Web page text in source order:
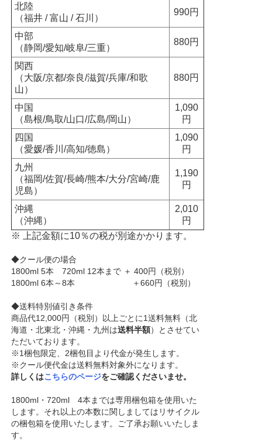
北陸
（福井 / 富山 / 石川）
990円
中部
（静岡/愛知/岐阜/三重）
880円
関西
（大阪/京都/奈良/滋賀/兵庫/和歌
山）
880円
中国
（島根/鳥取/山口/広島/岡山）
1,090
円
四国
（愛媛/香川/高知/徳島）
1,090
円
九州
（福岡/佐賀/長崎/熊本/大分/宮崎/鹿
児島）
1,190
円
沖縄
（沖縄）
2,010
円
※ 上記金額に10％の税が別途かかります。
◆クール便の場合
1800ml 5本 720ml 12本まで ＋ 400円（税別）
1800ml 6本～8本 ＋660円（税別）
◆送料特別値引き条件
商品代12,000円（税別）以上ごとに1送料無料（北
海道・北東北・沖縄・九州は送料半額）とさせてい
ただいております。
※1梱包限定、2梱包目より代金が発生します。
※クール便代金は送料無料対象外になります。
詳しくはこちらのページをご確認くださいませ。
1800ml・720ml 4本までは専用梱包箱を使用いた
します。それ以上の本数に関しましてはリサイクル
の梱包箱を使用いたします。ご了承お願いいたしま
す。